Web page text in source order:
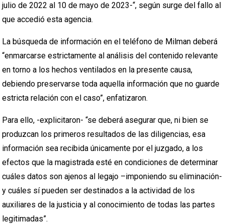
julio de 2022 al 10 de mayo de 2023-“, según surge del fallo al
que accedió esta agencia.
La búsqueda de información en el teléfono de Milman deberá
“enmarcarse estrictamente al análisis del contenido relevante
en torno a los hechos ventilados en la presente causa,
debiendo preservarse toda aquella información que no guarde
estricta relación con el caso”, enfatizaron.
Para ello, -explicitaron- “se deberá asegurar que, ni bien se
produzcan los primeros resultados de las diligencias, esa
información sea recibida únicamente por el juzgado, a los
efectos que la magistrada esté en condiciones de determinar
cuáles datos son ajenos al legajo –imponiendo su eliminación-
y cuáles sí pueden ser destinados a la actividad de los
auxiliares de la justicia y al conocimiento de todas las partes
legitimadas”.